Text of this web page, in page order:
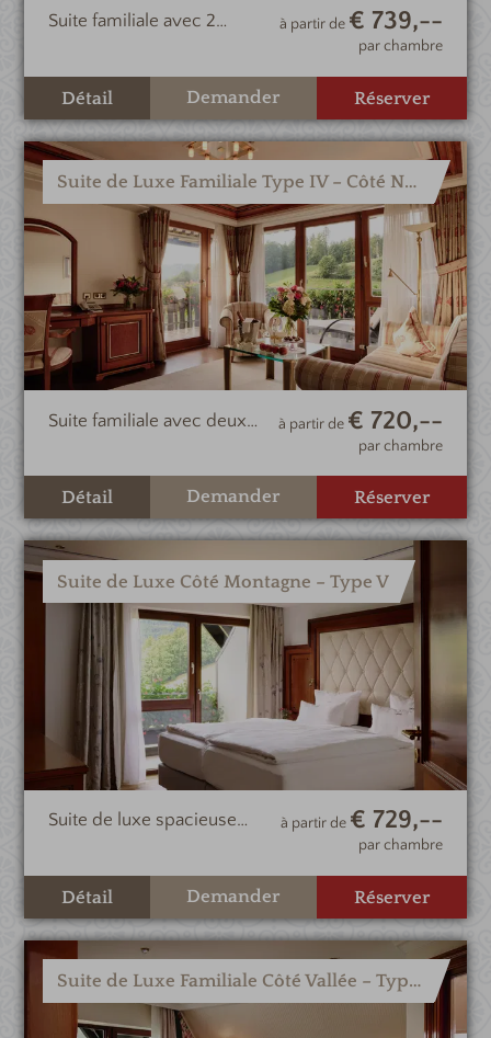
Suite familiale avec 2
à partir de € 739,--
par chambre
Détail Demander Réserver
Suite de Luxe Familiale Type IV – Côté Nord & Vallée
Suite familiale avec deux
espace de vie et un balcon
à partir de € 720,--
par chambre
Détail Demander Réserver
Suite de Luxe Côté Montagne – Type V
Suite de luxe spacieuse
à partir de € 729,--
par chambre
Détail Demander Réserver
Suite de Luxe Familiale Côté Vallée – Type VI